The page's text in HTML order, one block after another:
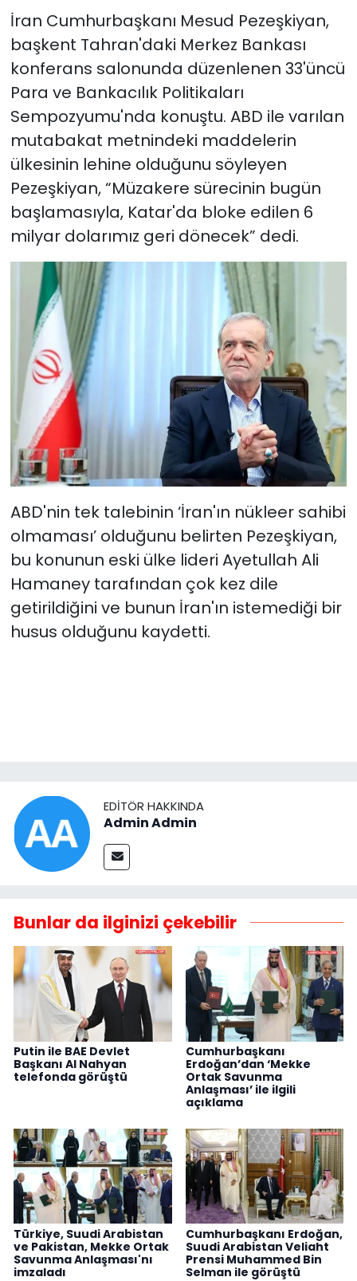
reddetti"
İran Cumhurbaşkanı Mesud Pezeşkiyan,
başkent Tahran'daki Merkez Bankası
konferans salonunda düzenlenen 33'üncü
Para ve Bankacılık Politikaları
Sempozyumu'nda konuştu. ABD ile varılan
mutabakat metnindeki maddelerin
ülkesinin lehine olduğunu söyleyen
Pezeşkiyan, “Müzakere sürecinin bugün
başlamasıyla, Katar'da bloke edilen 6
milyar dolarımız geri dönecek” dedi.
ABD'nin tek talebinin ‘İran'ın nükleer sahibi
olmaması’ olduğunu belirten Pezeşkiyan,
bu konunun eski ülke lideri Ayetullah Ali
Hamaney tarafından çok kez dile
getirildiğini ve bunun İran'ın istemediği bir
husus olduğunu kaydetti.
EDITÖR HAKKINDA
Admin Admin
Bunlar da ilginizi çekebilir
Putin ile BAE Devlet
Başkanı Al Nahyan
telefonda görüştü
Cumhurbaşkanı
Erdoğan’dan ‘Mekke
Ortak Savunma
Anlaşması’ ile ilgili
açıklama
Türkiye, Suudi Arabistan
ve Pakistan, Mekke Ortak
Savunma Anlaşması'nı
imzaladı
Cumhurbaşkanı Erdoğan,
Suudi Arabistan Veliaht
Prensi Muhammed Bin
Selman ile görüştü